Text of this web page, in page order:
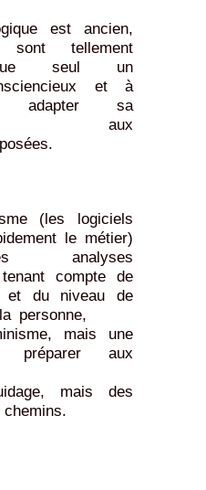
est ancien,
sont tellement
que seul un
et à
adapter sa
aux
(les logiciels
le métier)
analyses
compte de
et du niveau de
personne,
mais une
aux
mais des